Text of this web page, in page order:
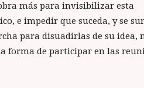
más para invisibilizar esta
e impedir que suceda, y se
para disuadirlas de su idea,
forma de participar en las